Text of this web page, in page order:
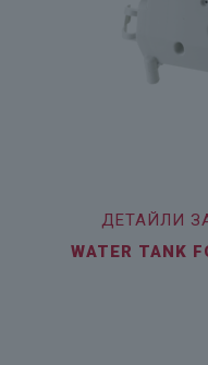
ДЕТАЙЛИ
WATER TANK